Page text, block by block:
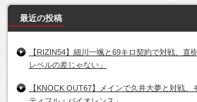
最近の投稿
【RIZIN54】細川一颯と69キロ契約で対戦、直
レベルの差じゃない」
【KNOCK OUT67】メインで久井大夢と対戦
ティフル・バイオレンス」